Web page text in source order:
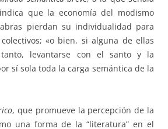
que la economía del modismo
pierdan su individualidad para
«o bien, si alguna de ellas
levantarse con el santo y la
sí sola toda la carga semántica de la
, que promueve la percepción de la
una forma de la “literatura” en el